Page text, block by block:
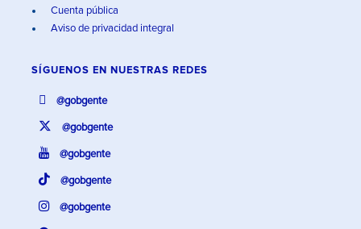
Cuenta pública
Aviso de privacidad integral
SÍGUENOS EN NUESTRAS REDES
@gobgente
@gobgente
@gobgente
@gobgente
@gobgente